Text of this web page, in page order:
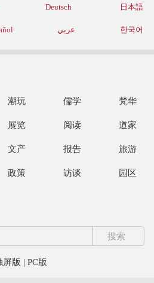
Deutsch 日本語
عربي 한국어
潮玩 儒学 梵华
展览 阅读 道家
文产 报告 旅游
政策 访谈 园区
屏版 | PC版